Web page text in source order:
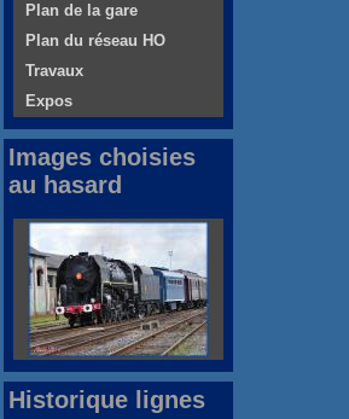
Plan de la gare
Plan du réseau HO
Travaux
Expos
Images choisies
au hasard
Historique lignes